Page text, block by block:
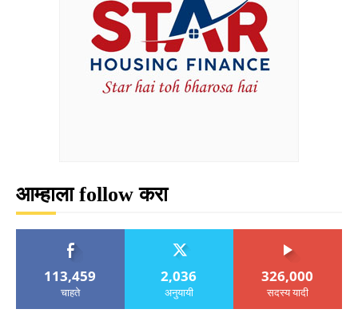
आम्हाला follow करा
113,459
चाहते
2,036
अनुयायी
326,000
सदस्य यादी